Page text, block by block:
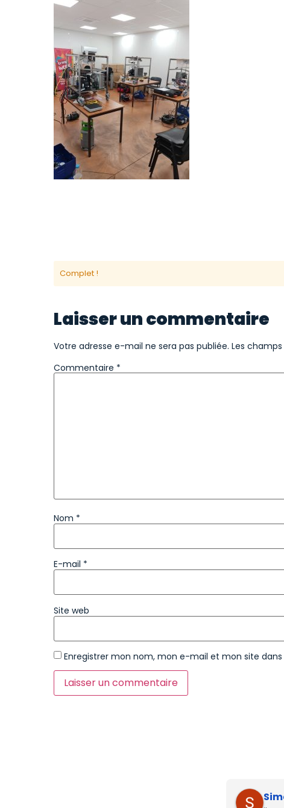
Complet !
Laisser un commentaire
Votre adresse e-mail ne sera pas publiée. Les
Commentaire *
Nom *
E-mail *
Site web
Enregistrer mon nom, mon e-mail et mon site